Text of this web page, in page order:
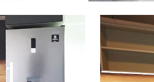
Vrata i
dovratnici
Bijela tehnika
Metalna
galanterija